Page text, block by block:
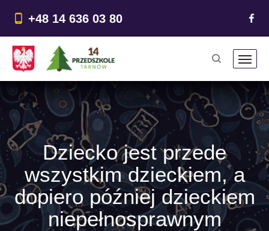
treści
+48 14 636 03 80
Dziecko jest przede
wszystkim dzieckiem, a
dopiero później dzieckiem
niepełnosprawnym